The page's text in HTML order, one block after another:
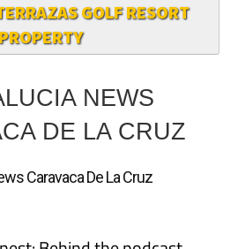
GOLF RESORT
PROPERTY
NEWS
DE LA CRUZ
Caravaca De La Cruz